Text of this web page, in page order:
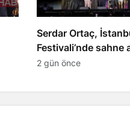
Serdar Ortaç,
Festivali’nde sahne
2 gün önce